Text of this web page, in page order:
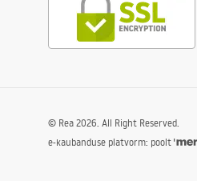
© Rea 2026. All Right Reserved.
e-kaubanduse platvorm: poolt